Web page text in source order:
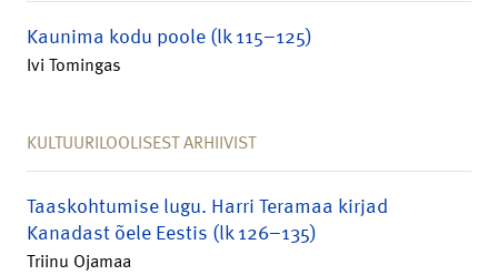
Kaunima kodu poole (lk 115–125)
Ivi Tomingas
KULTUURILOOLISEST ARHIIVIST
Taaskohtumise lugu. Harri Teramaa kirjad
Kanadast õele Eestis (lk 126–135)
Triinu Ojamaa